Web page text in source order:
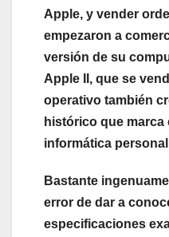
Apple, y vender
empezaron a
versión de su
Apple II, que se
operativo también
histórico que marca
informática
Bastante
error de dar a
especificaciones